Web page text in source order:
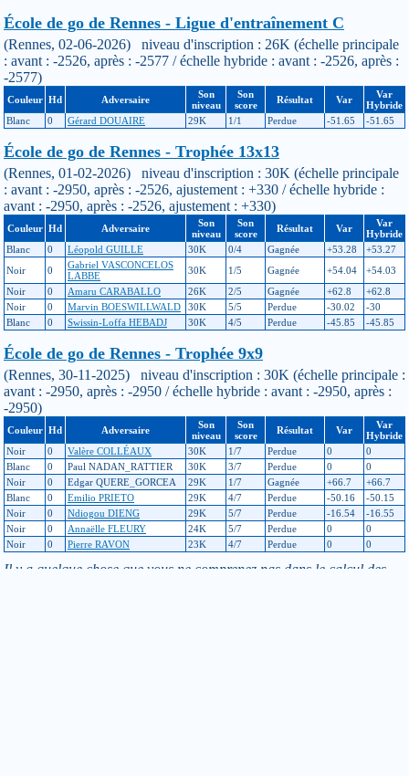
École de go de Rennes - Ligue d'entraînement C
(Rennes, 02-06-2026) niveau d'inscription : 26K (échelle principale
: avant : -2526, après : -2577 / échelle hybride : avant : -2526, après :
-2577)
Couleur Hd Adversaire
Son
niveau
Son
score
Résultat Var
Var
Hybride
Blanc
0 Gérard DOUAIRE 29K 1/1 Perdue -51.65 -51.65
École de go de Rennes - Trophée 13x13
(Rennes, 01-02-2026) niveau d'inscription : 30K (échelle principale
: avant : -2950, après : -2526, ajustement : +330 / échelle hybride :
avant : -2950, après : -2526, ajustement : +330)
Couleur Hd Adversaire
Son
niveau
Son
score
Résultat Var
Var
Hybride
Blanc
0 Léopold GUILLE 30K 0/4 Gagnée +53.28
+53.27
Noir
0
Gabriel VASCONCELOS
LABBE
30K 1/5 Gagnée +54.04
+54.03
Noir
0 Amaru CARABALLO 26K 2/5 Gagnée +62.8
+62.8
Noir
0 Marvin BOESWILLWALD 30K 5/5 Perdue -30.02
-30
Blanc
0 Swissin-Loffa HEBADJ 30K 4/5 Perdue -45.85 -45.85
École de go de Rennes - Trophée 9x9
(Rennes, 30-11-2025) niveau d'inscription : 30K (échelle principale :
avant : -2950, après : -2950 / échelle hybride : avant : -2950, après :
-2950)
Couleur Hd Adversaire
Son
niveau
Son
score
Résultat Var
Var
Hybride
Noir
0 Valère COLLÉAUX 30K 1/7 Perdue 0
0
Blanc
0 Paul NADAN_RATTIER 30K 3/7 Perdue 0
0
Noir
0 Edgar QUERE_GORCEA 29K 1/7 Gagnée +66.7
+66.7
Blanc
0 Emilio PRIETO 29K 4/7 Perdue -50.16
-50.15
Noir
0 Ndiogou DIENG 29K 5/7 Perdue -16.54
-16.55
Noir
0 Annaëlle FLEURY 24K 5/7 Perdue 0
0
Noir
0 Pierre RAVON 23K 4/7 Perdue 0 0
Il y a quelque chose que vous ne comprenez pas dans le calcul des